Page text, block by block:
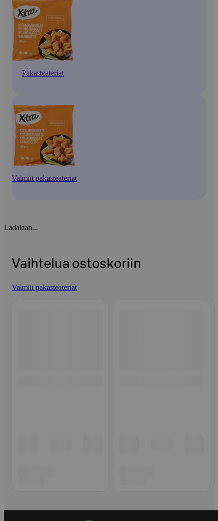
Pakasteateriat
Valmiit pakasteateriat
Ladataan...
Vaihtelua ostoskoriin
Valmiit pakasteateriat